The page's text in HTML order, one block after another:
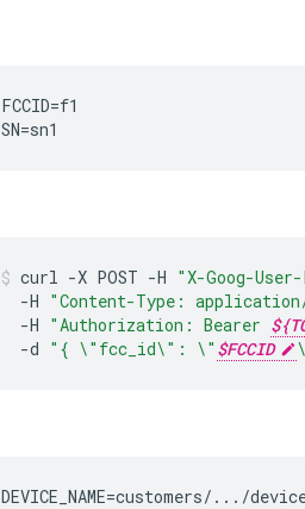
FCCID=f1
SN=sn1
curl -X POST -H "X-Goog-
-H "Content-Type:
-H "Authorization: Bearer
-d "{ \" fcc_id\" : \" $FCCID
DEVICE_NAME=customers/.../